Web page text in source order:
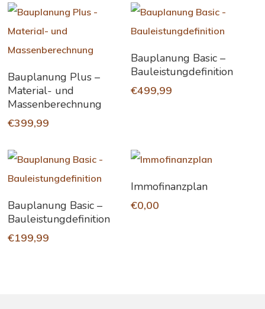
In Den Warenkorb
Bauplanung Plus –
Material- und
Massenberechnung
€399,99
In Den Warenkorb
Bauplanung Basic –
Bauleistungdefinition
€499,99
In Den Warenkorb
Bauplanung Basic –
Bauleistungdefinition
€199,99
In Den Warenkorb
Immofinanzplan
€0,00